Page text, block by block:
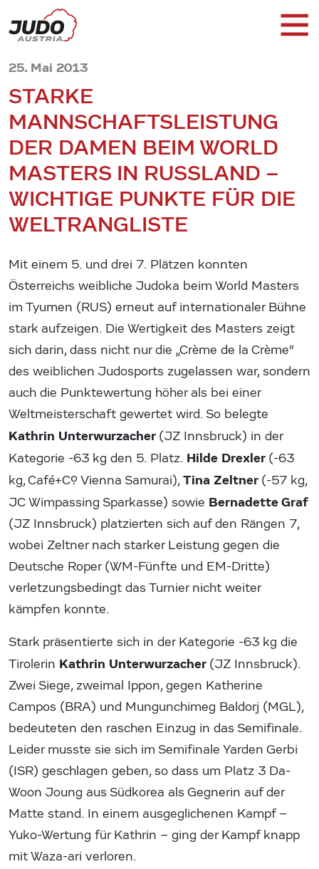
25. Mai 2013
STARKE
MANNSCHAFTSLEISTUNG
DER DAMEN BEIM WORLD
MASTERS IN RUSSLAND –
WICHTIGE PUNKTE FÜR DIE
WELTRANGLISTE
Mit einem 5. und drei 7. Plätzen konnten
Österreichs weibliche Judoka beim World Masters
im Tyumen (RUS) erneut auf internationaler Bühne
stark aufzeigen. Die Wertigkeit des Masters zeigt
sich darin, dass nicht nur die „Crème de la Crème“
des weiblichen Judosports zugelassen war, sondern
auch die Punktewertung höher als bei einer
Weltmeisterschaft gewertet wird. So belegte
Kathrin Unterwurzacher (JZ Innsbruck) in der
Kategorie -63 kg den 5. Platz. Hilde Drexler (-63
kg, Café+Co. Vienna Samurai), Tina Zeltner (-57 kg,
JC Wimpassing Sparkasse) sowie Bernadette Graf
(JZ Innsbruck) platzierten sich auf den Rängen 7,
wobei Zeltner nach starker Leistung gegen die
Deutsche Roper (WM-Fünfte und EM-Dritte)
verletzungsbedingt das Turnier nicht weiter
kämpfen konnte.
Stark präsentierte sich in der Kategorie -63 kg die
Tirolerin Kathrin Unterwurzacher (JZ Innsbruck).
Zwei Siege, zweimal Ippon, gegen Katherine
Campos (BRA) und Mungunchimeg Baldorj (MGL),
bedeuteten den raschen Einzug in das Semifinale.
Leider musste sie sich im Semifinale Yarden Gerbi
(ISR) geschlagen geben, so dass um Platz 3 Da-
Woon Joung aus Südkorea als Gegnerin auf der
Matte stand. In einem ausgeglichenen Kampf –
Yuko-Wertung für Kathrin – ging der Kampf knapp
mit Waza-ari verloren.